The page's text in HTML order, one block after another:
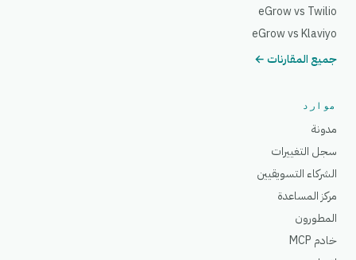
eGrow vs Twilio
eGrow vs Klaviyo
جميع المقارنات ←
موارد
مدونة
سجل التغييرات
الشركاء التسويقيين
مركز المساعدة
المطورون
خادم MCP